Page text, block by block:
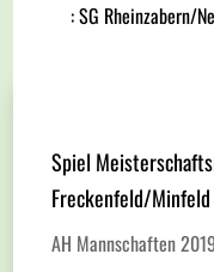
: SG Rheinzabern/
Spiel
Freckenfeld/
AH Mannschaften